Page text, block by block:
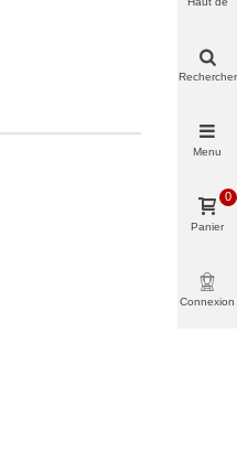
Rechercher
Menu
Panier
0
Connexion